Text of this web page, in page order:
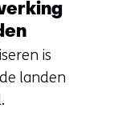
is
landen